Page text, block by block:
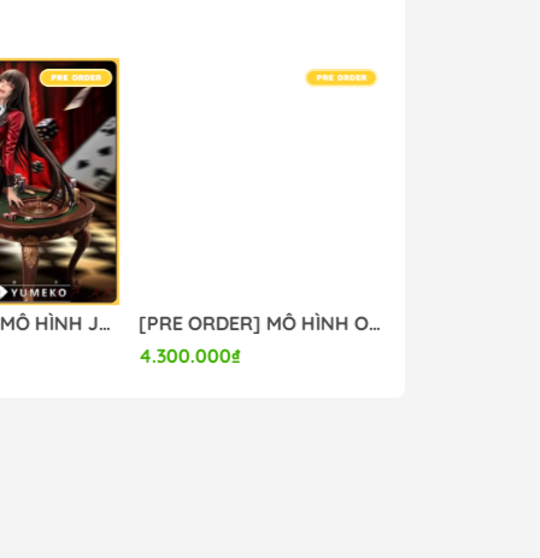
[PRE ORDER] MÔ HÌNH Jabami Yumeko - Kakegurui (MBB Studio) FIGURE CHÍNH HÃNG
[PRE ORDER] MÔ HÌNH Original - Eve - 1/6 - Agape ver. (Omaha) FIGURE CHÍNH HÃNG
4.300.000₫